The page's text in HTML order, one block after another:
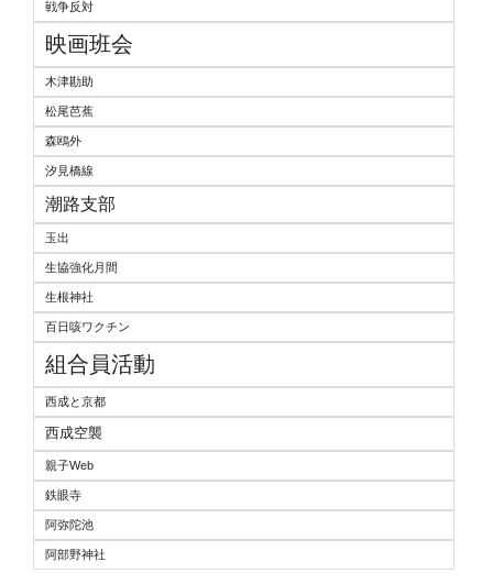
戦争反対
映画班会
木津勘助
松尾芭蕉
森鴎外
汐見橋線
潮路支部
玉出
生協強化月間
生根神社
百日咳ワクチン
組合員活動
西成と京都
西成空襲
親子Web
鉄眼寺
阿弥陀池
阿部野神社